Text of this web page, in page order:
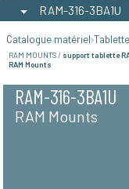
RAM-316-3BA1U
Catalogue matériel
RAM MOUNTS / support tablette
RAM Mounts
RAM-316-3BA1U
RAM Mounts